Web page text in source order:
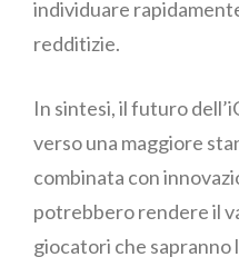
individuare
redditizie.
In sintesi, il futuro
verso una maggiore
combinata con
potrebbero rendere il
giocatori che sapranno